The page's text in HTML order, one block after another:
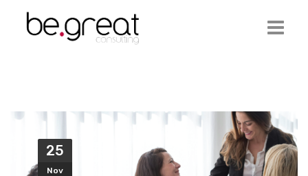
Serviços
Ofertas de Emprego
25
Nov